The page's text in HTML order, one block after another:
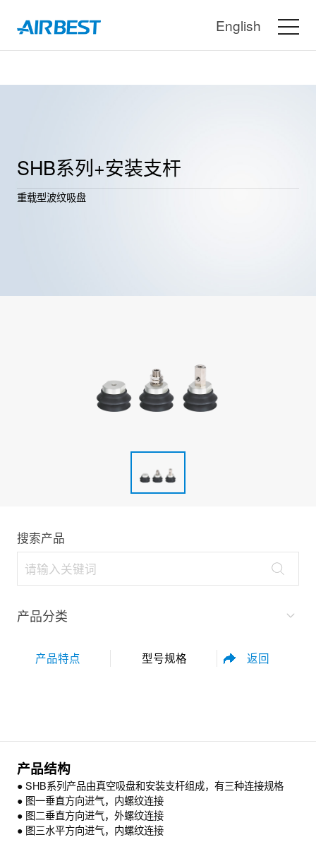
English
SHB系列+安装支杆
重载型波纹吸盘
搜索产品
产品分类
产品特点 型号规格 返回
产品结构
● SHB系列产品由真空吸盘和安装支杆组成，有三种连接规格
● 图一垂直方向进气，内螺纹连接
● 图二垂直方向进气，外螺纹连接
● 图三水平方向进气，内螺纹连接